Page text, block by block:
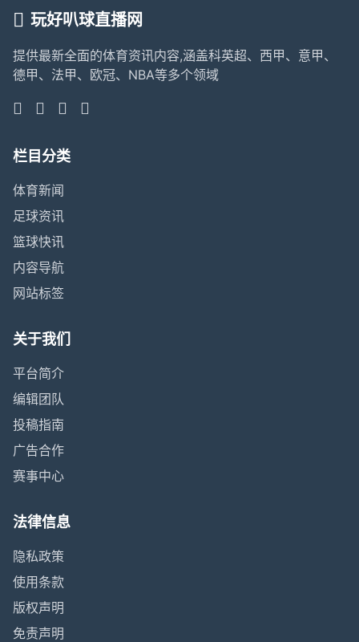
玩好叭球直播网
提供最新全面的体育资讯内容,涵盖科英超、西甲、意甲、
德甲、法甲、欧冠、NBA等多个领域
栏目分类
体育新闻
足球资讯
篮球快讯
内容导航
网站标签
关于我们
平台简介
编辑团队
投稿指南
广告合作
赛事中心
法律信息
隐私政策
使用条款
版权声明
免责声明